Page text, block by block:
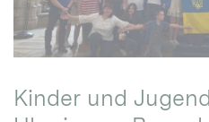
Kinder und